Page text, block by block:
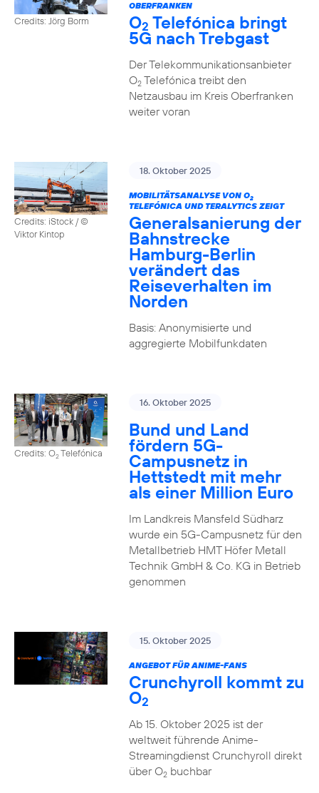
Credits: Jörg Borm
OBERFRANKEN
O2 Telefónica bringt
5G nach Trebgast
Der Telekommunikationsanbieter
O2Telefónica treibt den
Netzausbau im Kreis Oberfranken
weiter voran
Credits: iStock / ©
Viktor Kintop
18. Oktober 2025
MOBILITÄTSANALYSE VON O2
TELEFÓNICA UND TERALYTICS ZEIGT
Generalsanierung der
Bahnstrecke
Hamburg-Berlin
verändert das
Reiseverhalten im
Norden
Basis: Anonymisierte und
aggregierte Mobilfunkdaten
Credits: O2Telefónica
16. Oktober 2025
Bund und Land
fördern 5G-
Campusnetz in
Hettstedt mit mehr
als einer Million Euro
Im Landkreis Mansfeld Südharz
wurde ein 5G-Campusnetz für den
Metallbetrieb HMT Höfer Metall
Technik GmbH & Co. KG in Betrieb
genommen
15. Oktober 2025
ANGEBOT FÜR ANIME-FANS
Crunchyroll kommt zu
O2
Ab 15. Oktober 2025 ist der
weltweit führende Anime-
Streamingdienst Crunchyroll direkt
über O2buchbar